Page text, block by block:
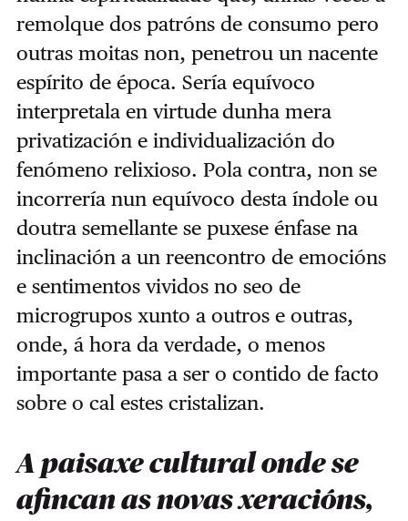
remolque dos patróns de consumo pero
outras moitas non, penetrou un nacente
espírito de época. Sería equívoco
interpretala en virtude dunha mera
privatización e individualización do
fenómeno relixioso. Pola contra, non se
incorrería nun equívoco desta índole ou
doutra semellante se puxese énfase na
inclinación a un reencontro de emocións
e sentimentos vividos no seo de
microgrupos xunto a outros e outras,
onde, á hora da verdade, o menos
importante pasa a ser o contido de facto
sobre o cal estes cristalizan.
A paisaxe cultural onde se
afincan as novas xeracións,